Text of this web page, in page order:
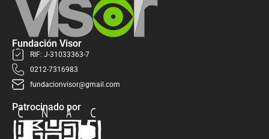
Fundación Visor
RIF: J-31033363-7
0212-7316983
fundacionvisor@gmail.com
Patrocinado por